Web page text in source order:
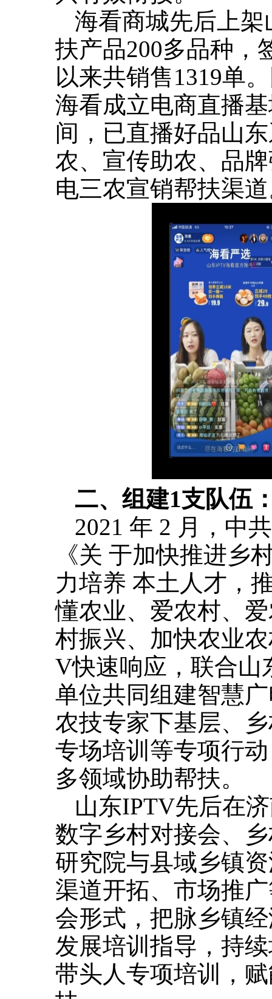
海看商城先后上
扶产品200多品种，
以来共销售1319单
海看成立电商直播
间，已直播好品山
农、宣传助农、品
电三农宣销帮扶渠
二、组建1支队伍
2021 年 2 月，中
《关 于加快推进乡
力培养 本土人才，
懂农业、爱农村、
村振兴、加快农业
V快速响应，联合山
单位共同组建智慧
农技专家下基层、
专场培训等专项行
多领域协助帮扶。
山东IPTV先后在
数字乡村对接会、
研究院与县域乡镇
渠道开拓、市场推
会形式，把脉乡镇
发展培训指导，持
带头人专项培训，